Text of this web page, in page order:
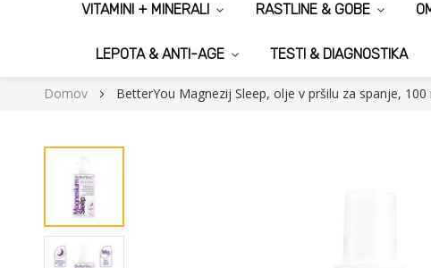
VITAMINI + MINERALI RASTLINE & GOBE
LEPOTA & ANTI-AGE TESTI & DIAGNOSTIKA
Domov BetterYou Magnezij Sleep, olje v pršilu za spanje, 100
konec
galerije
slik